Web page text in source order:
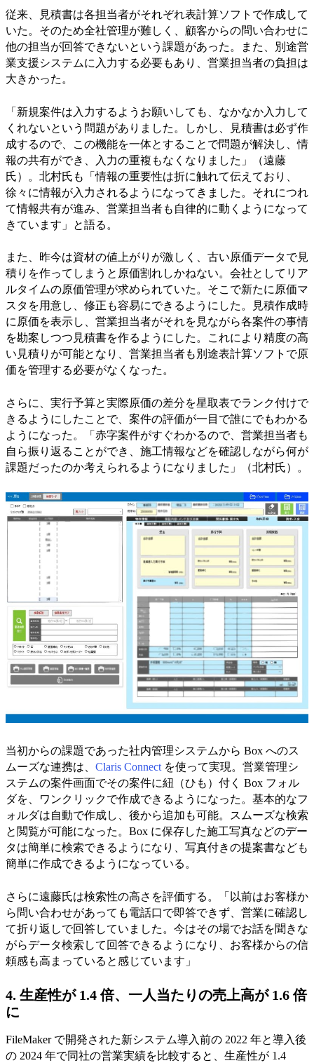
従来、見積書は各担当者がそれぞれ表計算ソフトで作成して
いた。そのため全社管理が難しく、顧客からの問い合わせに
他の担当が回答できないという課題があった。また、別途営
業支援システムに入力する必要もあり、営業担当者の負担は
大きかった。
「新規案件は入力するようお願いしても、なかなか入力して
くれないという問題がありました。しかし、見積書は必ず作
成するので、この機能を一体とすることで問題が解決し、情
報の共有ができ、入力の重複もなくなりました」（遠藤
氏）。北村氏も「情報の重要性は折に触れて伝えており、
徐々に情報が入力されるようになってきました。それにつれ
て情報共有が進み、営業担当者も自律的に動くようになって
きています」と語る。
また、昨今は資材の値上がりが激しく、古い原価データで見
積りを作ってしまうと原価割れしかねない。会社としてリア
ルタイムの原価管理が求められていた。そこで新たに原価マ
スタを用意し、修正も容易にできるようにした。見積作成時
に原価を表示し、営業担当者がそれを見ながら各案件の事情
を勘案しつつ見積書を作るようにした。これにより精度の高
い見積りが可能となり、営業担当者も別途表計算ソフトで原
価を管理する必要がなくなった。
さらに、実行予算と実際原価の差分を星取表でランク付けで
きるようにしたことで、案件の評価が一目で誰にでもわかる
ようになった。「赤字案件がすぐわかるので、営業担当者も
自ら振り返ることができ、施工情報などを確認しながら何が
課題だったのか考えられるようになりました」（北村氏）。
当初からの課題であった社内管理システムから Box へのス
ムーズな連携は、 Claris Connectを使って実現。営業管理シ
ステムの案件画面でその案件に紐（ひも）付く Box フォル
ダを、ワンクリックで作成できるようになった。基本的なフ
ォルダは自動で作成し、後から追加も可能。スムーズな検索
と閲覧が可能になった。Box に保存した施工写真などのデー
タは簡単に検索できるようになり、写真付きの提案書なども
簡単に作成できるようになっている。
さらに遠藤氏は検索性の高さを評価する。「以前はお客様か
ら問い合わせがあっても電話口で即答できず、営業に確認し
て折り返しで回答していました。今はその場でお話を聞きな
がらデータ検索して回答できるようになり、お客様からの信
頼感も高まっていると感じています」
4. 生産性が 1.4 倍、一人当たりの売上高が 1.6 倍
に
FileMaker で開発された新システム導入前の 2022 年と導入後
の 2024 年で同社の営業実績を比較すると、生産性が 1.4